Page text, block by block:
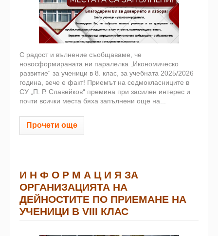
С радост и вълнение съобщаваме, че
новосформираната ни паралелка „Икономическо
развитие“ за ученици в 8. клас, за учебната 2025/2026
година, вече е факт! Приемът на седмокласниците в
СУ „П. Р. Славейков“ премина при засилен интерес и
почти всички места бяха запълнени още на...
Прочети още
И Н Ф О Р М А Ц И Я ЗА
ОРГАНИЗАЦИЯТА НА
ДЕЙНОСТИТЕ ПО ПРИЕМАНЕ НА
УЧЕНИЦИ В VІІІ КЛАС